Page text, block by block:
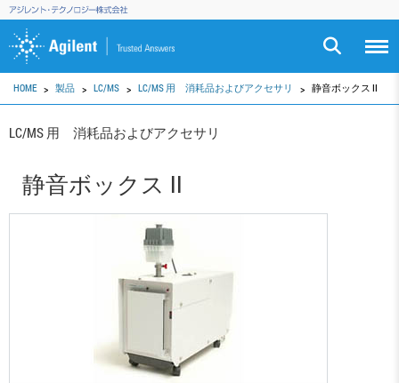
HOME 製品 LC/MS LC/MS 用 消耗品およびアクセサリ 静音ボックス II
LC/MS 用 消耗品およびアクセサリ
静音ボックス II